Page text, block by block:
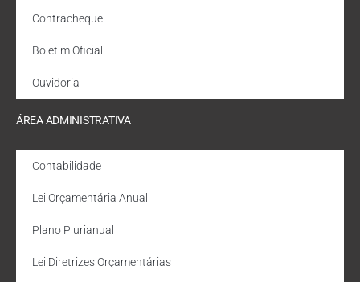
Contracheque
Boletim Oficial
Ouvidoria
ÁREA ADMINISTRATIVA
Contabilidade
Lei Orçamentária Anual
Plano Plurianual
Lei Diretrizes Orçamentárias